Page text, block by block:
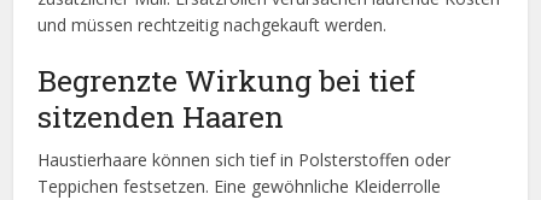
und müssen rechtzeitig nachgekauft werden.
Begrenzte Wirkung bei tief
sitzenden Haaren
Haustierhaare können sich tief in Polsterstoffen oder
Teppichen festsetzen. Eine gewöhnliche Kleiderrolle